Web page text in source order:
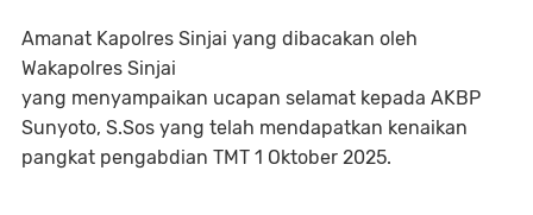
Amanat Kapolres Sinjai yang dibacakan oleh
Wakapolres Sinjai
yang menyampaikan ucapan selamat kepada AKBP
Sunyoto, S.Sos yang telah mendapatkan kenaikan
pangkat pengabdian TMT 1 Oktober 2025.